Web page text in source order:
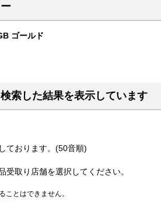
ゴールド
索した結果を表示しています
ております。(50音順)
受取り店舗を選択してください。
ことはできません。